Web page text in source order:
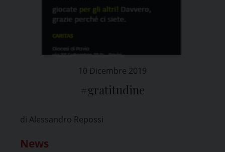
10 Dicembre 2019
#gratitudine
di Alessandro Repossi
News